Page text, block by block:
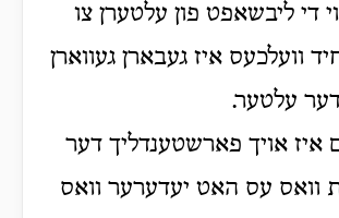
די ליבשאפט פון עלטערן צו
וועלכעס איז געבארן געווארן
דער עלטער.
איז אויך פארשטענדליך דער
וואס עס האט יעדערער וואס